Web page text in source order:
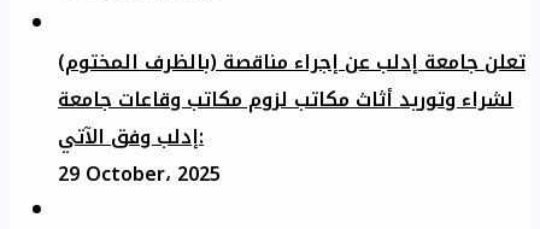
تعلن جامعة إدلب عن إجراء مناقصة (بالظرف المختوم)
لشراء وتوريد أثاث مكاتب لزوم مكاتب وقاعات جامعة
إدلب وفق الآتي:
29 October، 2025